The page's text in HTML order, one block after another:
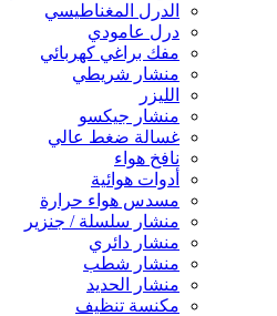
الدرل المغناطيسي
درل عامودي
مفك براغي كهربائي
منشار شريطي
الليزر
منشار جيكسو
غسالة ضغط عالي
نافخ هواء
أدوات هوائية
مسدس هواء حرارة
منشار سلسلة / جنزير
منشار دائري
منشار شطب
منشار الحديد
مكنسة تنظيف